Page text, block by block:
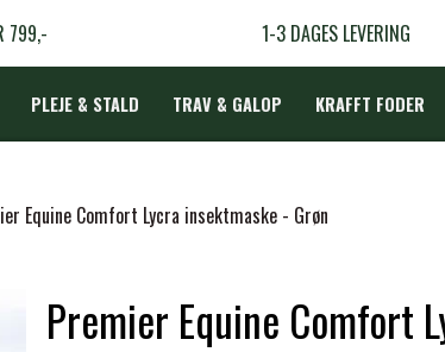
799,- 1-3 DAGES LEVERING
PLEJE & STALD TRAV & GALOP KRAFFT FODER
Equine Comfort Lycra insektmaske - Grøn
Premier Equine Comfort